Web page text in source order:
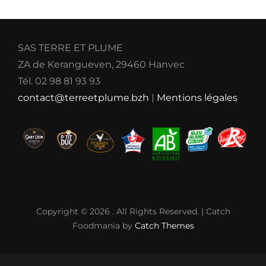
SAS TERRE ET PLUME
ZA de Kerangueven, 29460 Hanvec
Tél. 02 98 81 93 93
contact@terreetplume.bzh | Mentions légales
Copyright © 2026 . All Rights Reserved. | Catch
Foodmania by Catch Themes